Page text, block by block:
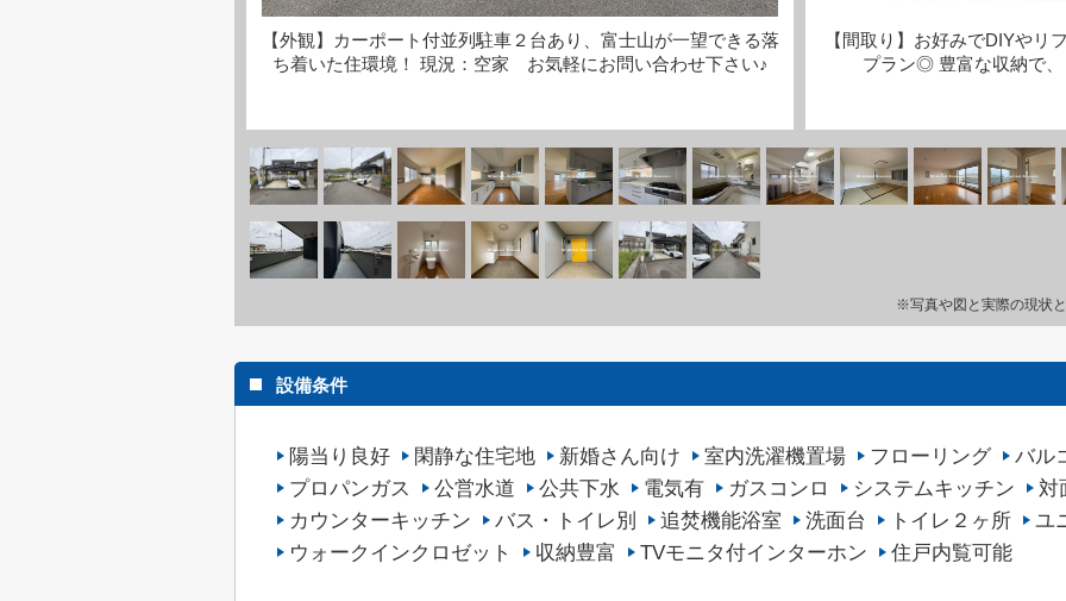
【外観】カーポート付並列駐車２台あり、富士山が一望できる落
ち着いた住環境！ 現況：空家 お気軽にお問い合わせ下さい♪
【間取り】お好みでDIYやリ
プラン◎ 豊富な収納で
※写真や図と実際の現状
設備条件
陽当り良好 閑静な住宅地 新婚さん向け 室内洗濯機置場 フローリング
バル
プロパンガス
公営水道 公共下水 電気有 ガスコンロ システムキッチン
対
カウンターキッチン
バス・トイレ別 追焚機能浴室 洗面台 トイレ２ヶ所
ユ
ウォークインクロゼット
収納豊富 TVモニタ付インターホン 住戸内覧可能